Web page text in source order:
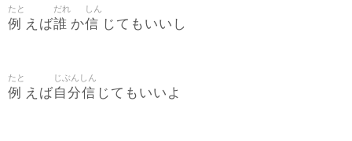
例
たと
えば誰
だれ
か信
しん
じてもいいし
例
たと
えば自分信
じぶんしん
じてもいいよ